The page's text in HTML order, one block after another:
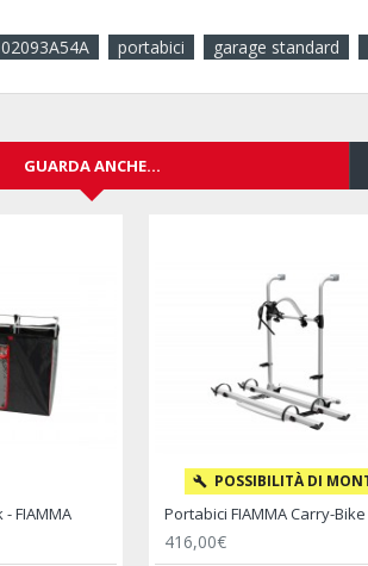
02093A54A portabici garage standard
GUARDA ANCHE...
102,90€